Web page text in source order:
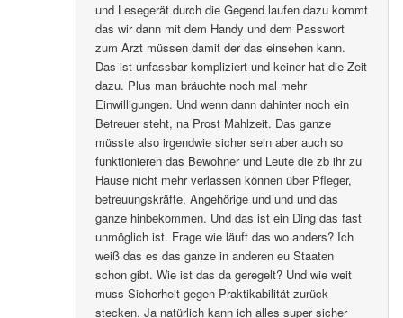
und Lesegerät durch die Gegend laufen dazu kommt
das wir dann mit dem Handy und dem Passwort
zum Arzt müssen damit der das einsehen kann.
Das ist unfassbar kompliziert und keiner hat die Zeit
dazu. Plus man bräuchte noch mal mehr
Einwilligungen. Und wenn dann dahinter noch ein
Betreuer steht, na Prost Mahlzeit. Das ganze
müsste also irgendwie sicher sein aber auch so
funktionieren das Bewohner und Leute die zb ihr zu
Hause nicht mehr verlassen können über Pfleger,
betreuungskräfte, Angehörige und und und das
ganze hinbekommen. Und das ist ein Ding das fast
unmöglich ist. Frage wie läuft das wo anders? Ich
weiß das es das ganze in anderen eu Staaten
schon gibt. Wie ist das da geregelt? Und wie weit
muss Sicherheit gegen Praktikabilität zurück
stecken. Ja natürlich kann ich alles super sicher